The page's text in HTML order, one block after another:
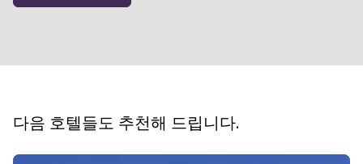
다음 호텔들도 추천해 드립니다.